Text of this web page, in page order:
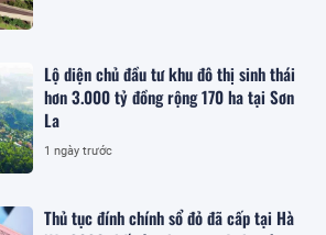
Lộ diện chủ đầu tư khu đô thị sinh thái
hơn 3.000 tỷ đồng rộng 170 ha tại Sơn
La
1 ngày trước
Thủ tục đính chính sổ đỏ đã cấp tại Hà